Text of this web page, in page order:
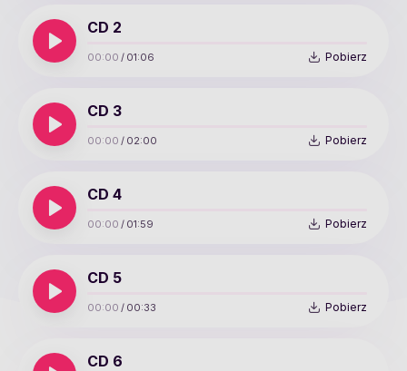
CD 2
00:00 / 01:06 Pobierz
CD 3
00:00 / 02:00 Pobierz
CD 4
00:00 / 01:59 Pobierz
CD 5
00:00 / 00:33 Pobierz
CD 6